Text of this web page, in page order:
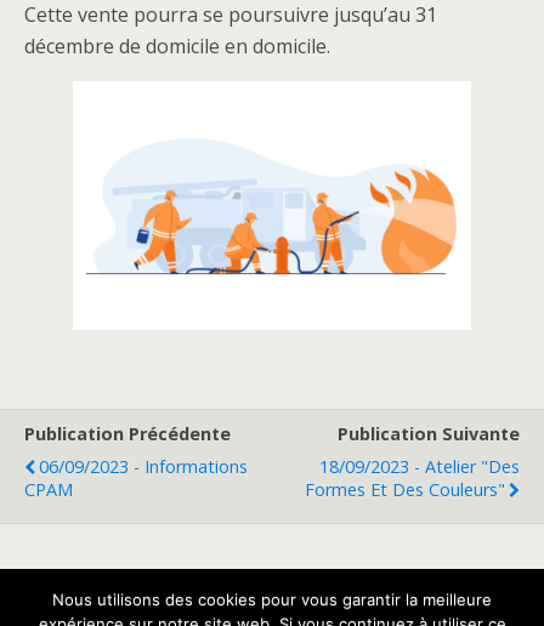
Cette vente pourra se poursuivre jusqu’au 31
décembre de domicile en domicile.
Publication Précédente
06/09/2023 - Informations
CPAM
Publication Suivante
18/09/2023 - Atelier "Des
Formes Et Des Couleurs"
Retour au début
Nous utilisons des cookies pour vous garantir la meilleure